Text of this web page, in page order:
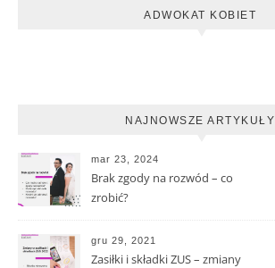
ADWOKAT KOBIET
NAJNOWSZE ARTYKUŁY
mar 23, 2024
Brak zgody na rozwód – co
zrobić?
gru 29, 2021
Zasiłki i składki ZUS – zmiany